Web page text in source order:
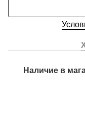
Наличие в